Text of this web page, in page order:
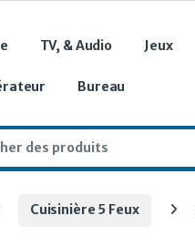
TV, & Audio Jeux
Bureau
Cuisinière 5 Feux